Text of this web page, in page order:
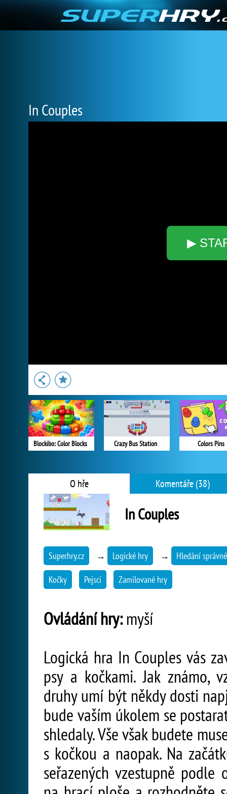
In Couples
▶
Blockibo: Color Blocks Crazy Bus Station Colors Pins
O hře Komentáře (38)
In Couples
Superhry.cz → Logické hry → Hledání
Kočky Pejsci Zamilované hry
Ovládání hry:myší
Logická hra In Couples vás
psy a kočkami. Jak známo,
druhy umí být někdy dosti
bude vaším úkolem se
shledaly. Vše však budete
s kočkou a naopak. Na
seřazených vzestupně